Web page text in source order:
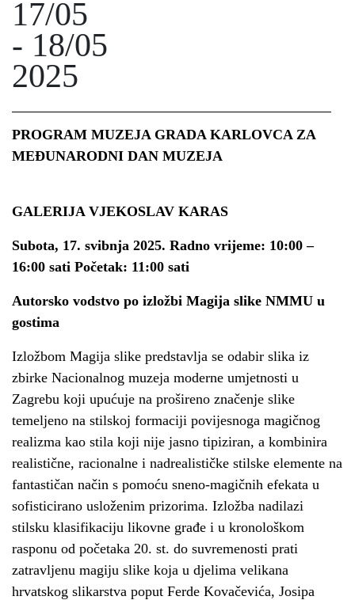
17/05
- 18/05
2025
PROGRAM MUZEJA GRADA KARLOVCA ZA
MEĐUNARODNI DAN MUZEJA
GALERIJA VJEKOSLAV KARAS
Subota, 17. svibnja 2025. Radno vrijeme: 10:00 –
16:00 sati Početak: 11:00 sati
Autorsko vodstvo po izložbi Magija slike NMMU u
gostima
Izložbom Magija slike predstavlja se odabir slika iz
zbirke Nacionalnog muzeja moderne umjetnosti u
Zagrebu koji upućuje na prošireno značenje slike
temeljeno na stilskoj formaciji povijesnoga magičnog
realizma kao stila koji nije jasno tipiziran, a kombinira
realistične, racionalne i nadrealističke stilske elemente na
fantastičan način s pomoću sneno-magičnih efekata u
sofisticirano usloženim prizorima. Izložba nadilazi
stilsku klasifikaciju likovne građe i u kronološkom
rasponu od početaka 20. st. do suvremenosti prati
zatravljenu magiju slike koja u djelima velikana
hrvatskog slikarstva poput Ferde Kovačevića, Josipa